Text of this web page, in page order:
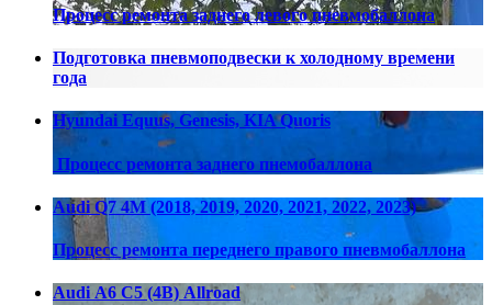
Процесс ремонта заднего левого пневмобаллона
Подготовка пневмоподвески к холодному времени
года
Hyundai Equus, Genesis, KIA Quoris
Процесс ремонта заднего пнемобаллона
Audi Q7 4M (2018, 2019, 2020, 2021, 2022, 2023)
Процесс ремонта переднего правого пневмобаллона
Audi А6 С5 (4В) Allroad